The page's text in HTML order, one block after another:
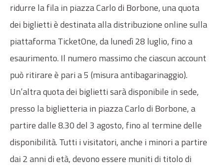
ridurre la fila in piazza Carlo di Borbone, una quota
dei biglietti è destinata alla distribuzione online sulla
piattaforma TicketOne, da lunedì 28 luglio, fino a
esaurimento. Il numero massimo che ciascun account
può ritirare è pari a 5 (misura antibagarinaggio).
Un’altra quota dei biglietti sarà disponibile in sede,
presso la biglietteria in piazza Carlo di Borbone, a
partire dalle 8.30 del 3 agosto, fino al termine delle
disponibilità. Tutti i visitatori, anche i minori a partire
dai 2 anni di età, devono essere muniti di titolo di